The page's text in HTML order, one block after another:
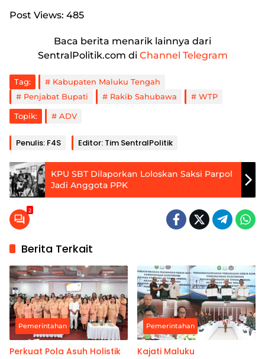
Post Views: 485
Baca berita menarik lainnya dari
SentralPolitik.com di Channel Telegram
Tag:
Kabupaten Maluku Tengah
Penjabat Bupati
Rakib Sahubawa WTP
Topik: ADV
Penulis: F4S Editor: Tim SentralPolitik
KPU SBT Dilaporkan Loloskan Saksi Parpol
Jadi Anggota PPK
2
Berita Terkait
Pemerintahan
Perkuat Pola Asuh Holistik
Pemerintahan
Kajati Maluku